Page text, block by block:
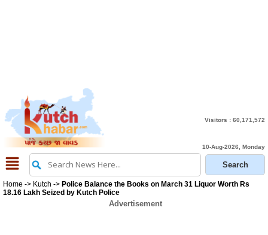
Visitors : 60,171,572
10-Aug-2026, Monday
Home -> Kutch -> Police Balance the Books on March 31 Liquor Worth Rs
18.16 Lakh Seized by Kutch Police
Advertisement